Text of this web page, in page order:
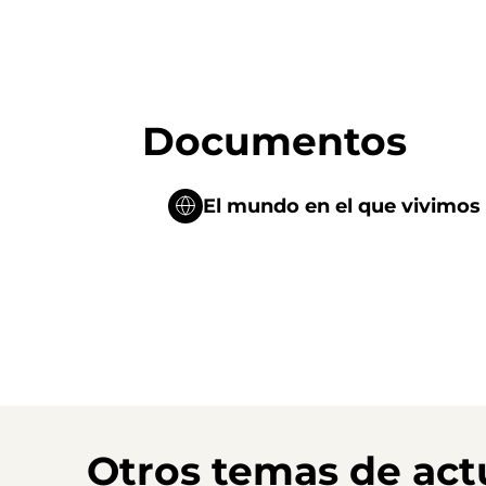
Documentos
El mundo en el que vivimos
Otros temas de